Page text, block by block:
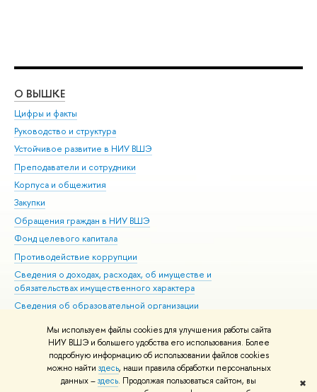
Мы используем файлы cookies для улучшения работы сайта
НИУ ВШЭ и большего удобства его использования. Более
подробную информацию об использовании файлов cookies
можно найти здесь, наши правила обработки персональных
данных –здесь. Продолжая пользоваться сайтом, вы
✖
О ВЫШКЕ
Цифры и факты
Руководство и структура
Устойчивое развитие в НИУ ВШЭ
Преподаватели и сотрудники
Корпуса и общежития
Закупки
Обращения граждан в НИУ ВШЭ
Фонд целевого капитала
Противодействие коррупции
Сведения о доходах, расходах, об имуществе и
обязательствах имущественного характера
Сведения об образовательной организации
Людям с ограниченными возможностями здоровья
Единая платежная страница
Работа в Вышке